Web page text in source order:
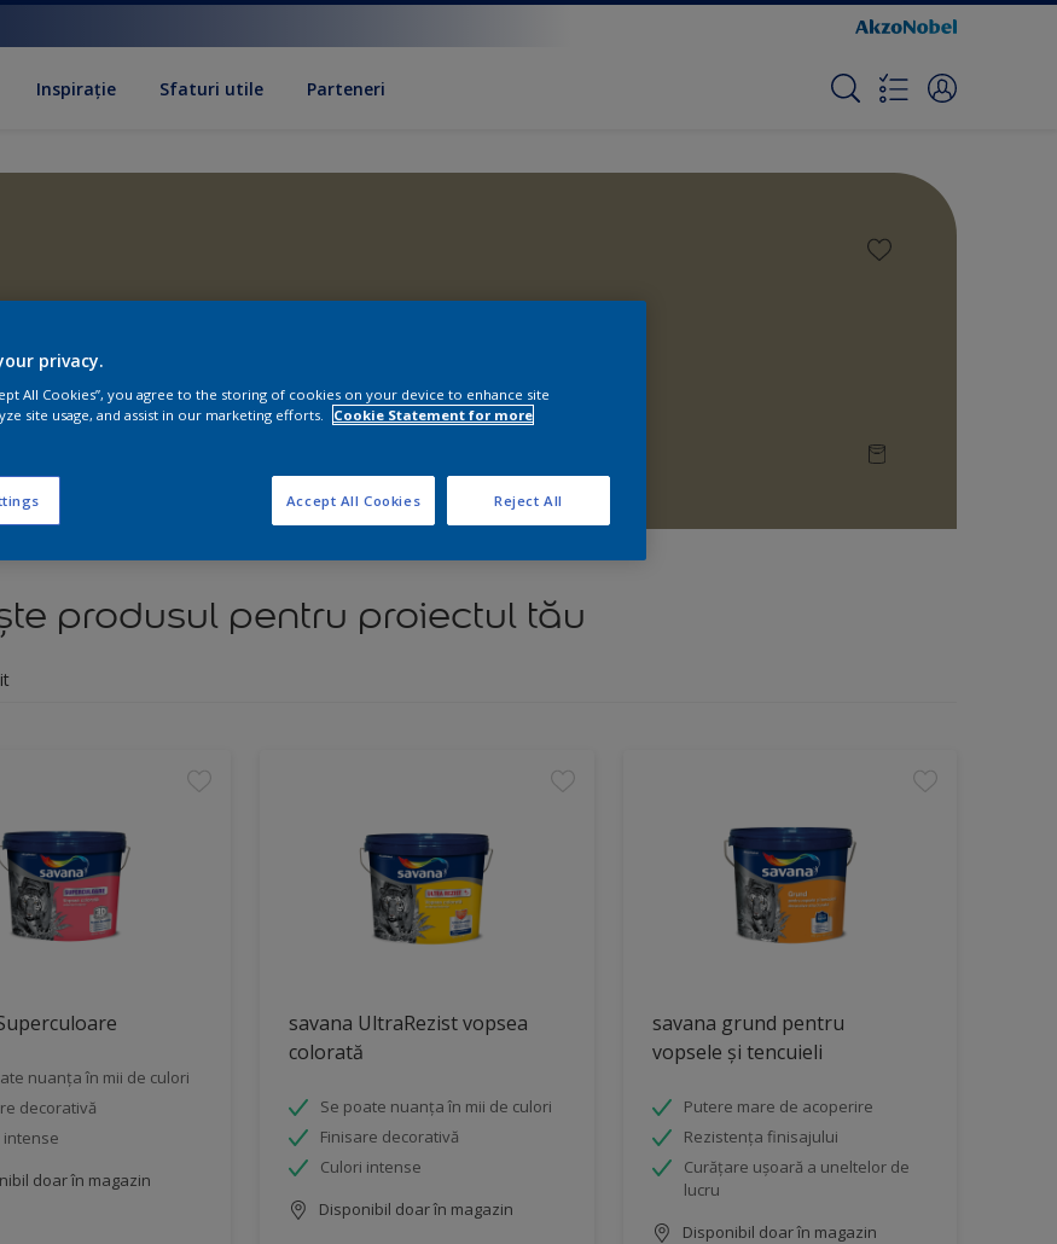
Inspirație Sfaturi utile Parteneri
produsul pentru proiectul tău
nuanța în mii de culori
decorativă
intense
doar în magazin
savana UltraRezist vopsea
colorată
Se poate nuanța în mii de culori
Finisare decorativă
Culori intense
Disponibil doar în magazin
savana grund pentru
vopsele și tencuieli
Putere mare de acoperire
Rezistența finisajului
Curăţare uşoară a uneltelor de
lucru
Disponibil doar în magazin
privacy.
All Cookies”, you agree to the storing of cookies on your device to enhance site
site usage, and assist in our marketing efforts.
Cookie Statement for more
Reject All
Accept All Cookies